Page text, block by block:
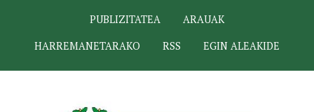
PUBLIZITATEA
ARAUAK
HARREMANETARAKO
RSS EGIN ALEAKIDE